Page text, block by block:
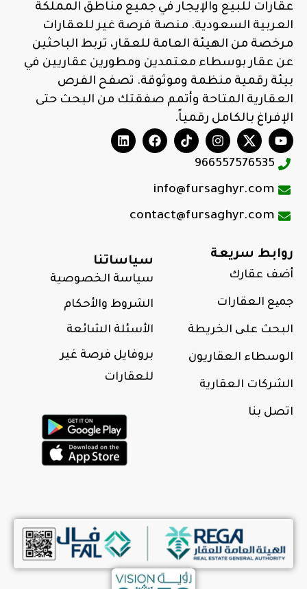
عقارات للبيع والإيجار في جميع مناطق المملكة
العربية السعودية. منصة فرصة غير للعقارات
مرخصة من الهيئة العامة للعقار، تربط الباحثين
عن عقار بوسطاء معتمدين ومطورين عقاريين في
بيئة رقمية منظمة وموثوقة. تصفح الفرص
العقارية المتاحة وأتمم صفقتك من البحث حتى
الإفراغ بالكامل رقمياً.
966557576535
info@fursaghyr.com
contact@fursaghyr.com
روابط سريعة
أضف عقارك
جمیع العقارات
البحث علی الخريطة
الوسطاء العقاريون
الشركات العقارية
اتصل بنا
سياساتنا
سياسة الخصوصية
الشروط والأحكام
الأسئلة الشائعة
بروفايل فرصة غير
للعقارات